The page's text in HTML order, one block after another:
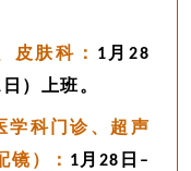
皮肤科： 1 月28
日）上班。
学科门诊、超声
镜）： 1 月 28 日 –